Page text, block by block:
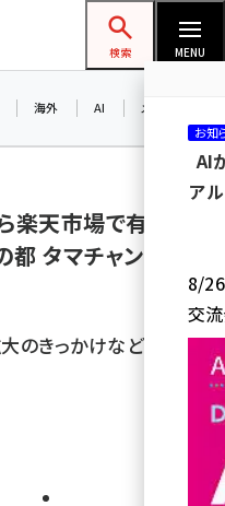
担当者フォーラム
検索 MENU
海外 AI メタバース
天市場で有数の
タマチャンショッ
のきっかけなどを聞い
お知
AI
ア
8/26
交